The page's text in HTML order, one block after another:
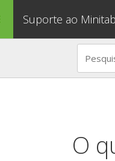
Suporte ao Minitab
O